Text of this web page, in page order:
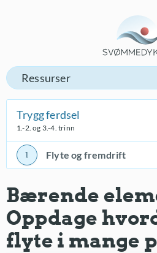
Trygg ferdsel
1.-2. og 3.-4. trinn
Flyte og fremdrift
Bærende
Oppdage
flyte i mange